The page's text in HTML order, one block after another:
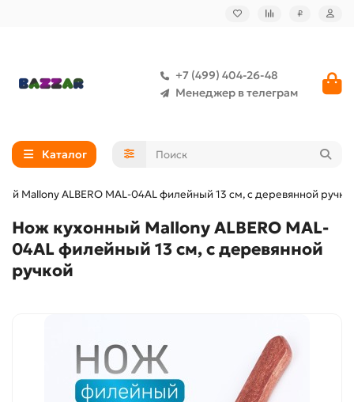
₽
+7 (499) 404-26-48
Менеджер в телеграм
Каталог
Mallony ALBERO MAL-04AL филейный 13 см, с деревянной
Нож кухонный Mallony ALBERO MAL-
04AL филейный 13 см, с деревянной
ручкой